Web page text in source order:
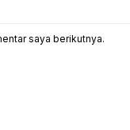
saya berikutnya.